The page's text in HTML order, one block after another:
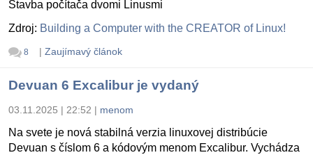
Stavba počítača dvomi Linusmi
Zdroj: Building a Computer with the CREATOR of Linux!
8 | Zaujímavý článok
Devuan 6 Excalibur je vydaný
03.11.2025 | 22:52 | menom
Na svete je nová stabilná verzia linuxovej distribúcie
Devuan s číslom 6 a kódovým menom Excalibur. Vychádza